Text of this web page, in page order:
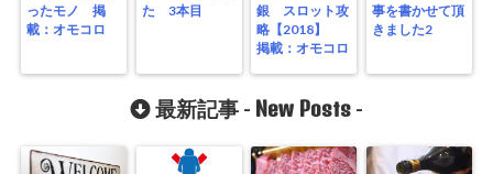
ったモノ 掲
載：オモコロ
た 3本目
銀 スロット攻
略【2018】
掲載：オモコロ
事を書かせて頂
きました2
最新記事 - New Posts -